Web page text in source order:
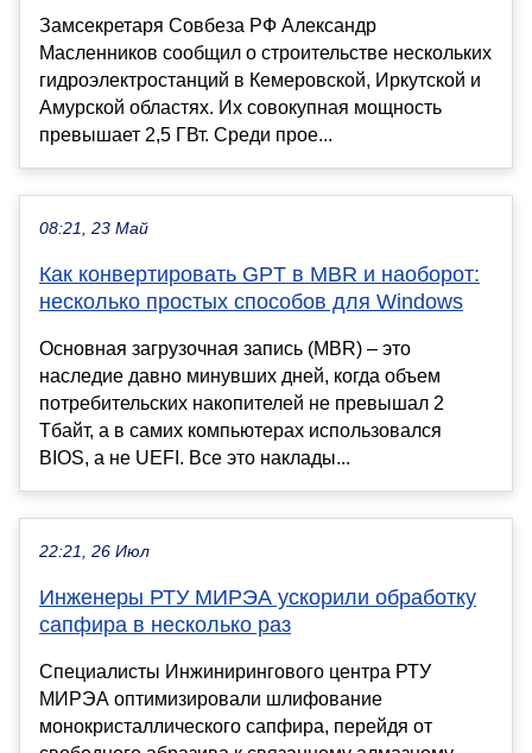
Замсекретаря Совбеза РФ Александр
Масленников сообщил о строительстве нескольких
гидроэлектростанций в Кемеровской, Иркутской и
Амурской областях. Их совокупная мощность
превышает 2,5 ГВт. Среди прое...
08:21, 23 Май
Как конвертировать GPT в MBR и наоборот:
несколько простых способов для Windows
Основная загрузочная запись (MBR) – это
наследие давно минувших дней, когда объем
потребительских накопителей не превышал 2
Тбайт, а в самих компьютерах использовался
BIOS, а не UEFI. Все это наклады...
22:21, 26 Июл
Инженеры РТУ МИРЭА ускорили обработку
сапфира в несколько раз
Специалисты Инжинирингового центра РТУ
МИРЭА оптимизировали шлифование
монокристаллического сапфира, перейдя от